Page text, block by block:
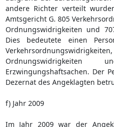
andere Richter verteilt
Amtsgericht G. 805
Ordnungswidrigkeiten und
Dies bedeutete einen
Erzwingungshaftsachen. Der
Dezernat des Angeklagten
f) Jahr 2009
Im Jahr 2009 war der